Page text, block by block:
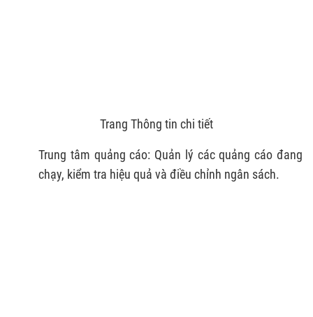
Trang Thông tin chi tiết
Trung tâm quảng cáo: Quản lý các quảng cáo đang
chạy, kiểm tra hiệu quả và điều chỉnh ngân sách.